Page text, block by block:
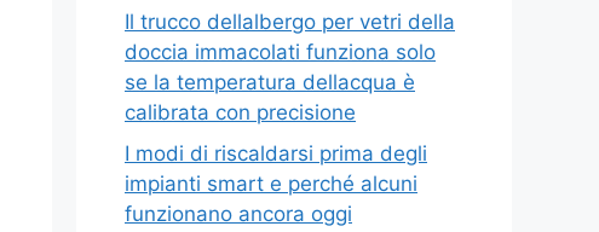
Il trucco dellalbergo per vetri della
doccia immacolati funziona solo
se la temperatura dellacqua è
calibrata con precisione
I modi di riscaldarsi prima degli
impianti smart e perché alcuni
funzionano ancora oggi